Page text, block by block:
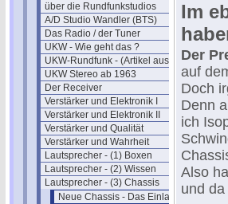
über die Rundfunkstudios
A/D Studio Wandler (BTS)
Das Radio / der Tuner
UKW - Wie geht das ?
UKW-Rundfunk - (Artikel aus 1950)
UKW Stereo ab 1963
Der Receiver
Verstärker und Elektronik I
Verstärker und Elektronik II
Verstärker und Qualität
Verstärker und Wahrheit
Lautsprecher - (1) Boxen
Lautsprecher - (2) Wissen
Lautsprecher - (3) Chassis
Neue Chassis - Das Einlaufen
Im
Der
auf
Doch
Denn
ich
Also
und